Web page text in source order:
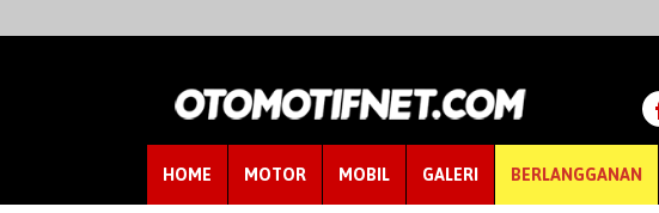
HOME MOTOR MOBIL GALERI BERLANGGANAN